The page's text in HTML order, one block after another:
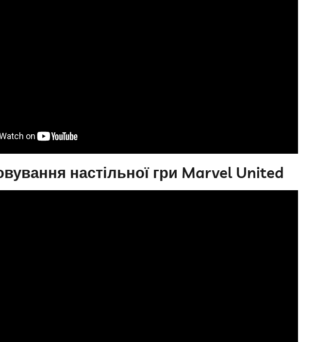
настільної гри Marvel United